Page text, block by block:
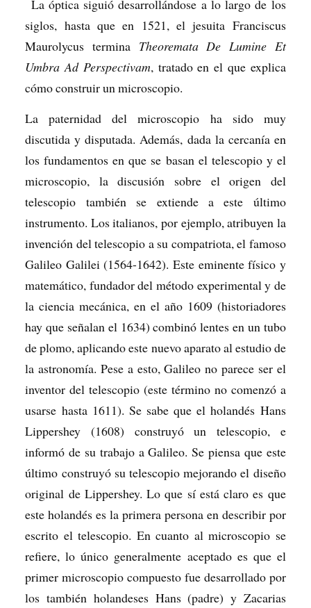
La óptica siguió desarrollándose a lo largo de los
siglos, hasta que en 1521, el jesuita Franciscus
Maurolycus termina Theoremata De Lumine Et
Umbra Ad Perspectivam, tratado en el que explica
cómo construir un microscopio.
La paternidad del microscopio ha sido muy
discutida y disputada. Además, dada la cercanía en
los fundamentos en que se basan el telescopio y el
microscopio, la discusión sobre el origen del
telescopio también se extiende a este último
instrumento. Los italianos, por ejemplo, atribuyen la
invención del telescopio a su compatriota, el famoso
Galileo Galilei (1564-1642). Este eminente físico y
matemático, fundador del método experimental y de
la ciencia mecánica, en el año 1609 (historiadores
hay que señalan el 1634) combinó lentes en un tubo
de plomo, aplicando este nuevo aparato al estudio de
la astronomía. Pese a esto, Galileo no parece ser el
inventor del telescopio (este término no comenzó a
usarse hasta 1611). Se sabe que el holandés Hans
Lippershey (1608) construyó un telescopio, e
informó de su trabajo a Galileo. Se piensa que este
último construyó su telescopio mejorando el diseño
original de Lippershey. Lo que sí está claro es que
este holandés es la primera persona en describir por
escrito el telescopio. En cuanto al microscopio se
refiere, lo único generalmente aceptado es que el
primer microscopio compuesto fue desarrollado por
los también holandeses Hans (padre) y Zacarias